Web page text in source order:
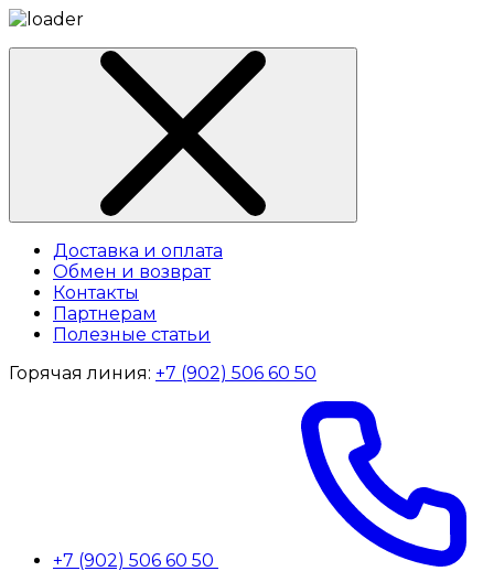
Доставка и оплата
Обмен и возврат
Контакты
Партнерам
Полезные статьи
Горячая линия: +7 (902) 506 60 50
+7 (902) 506 60 50